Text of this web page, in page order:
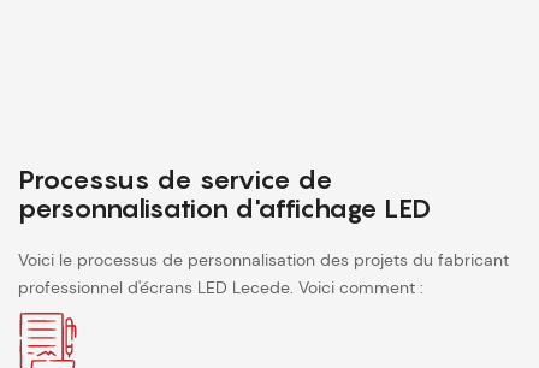
Processus de service de
personnalisation d'affichage LED
Voici le processus de personnalisation des projets du fabricant
professionnel d'écrans LED Lecede. Voici comment :